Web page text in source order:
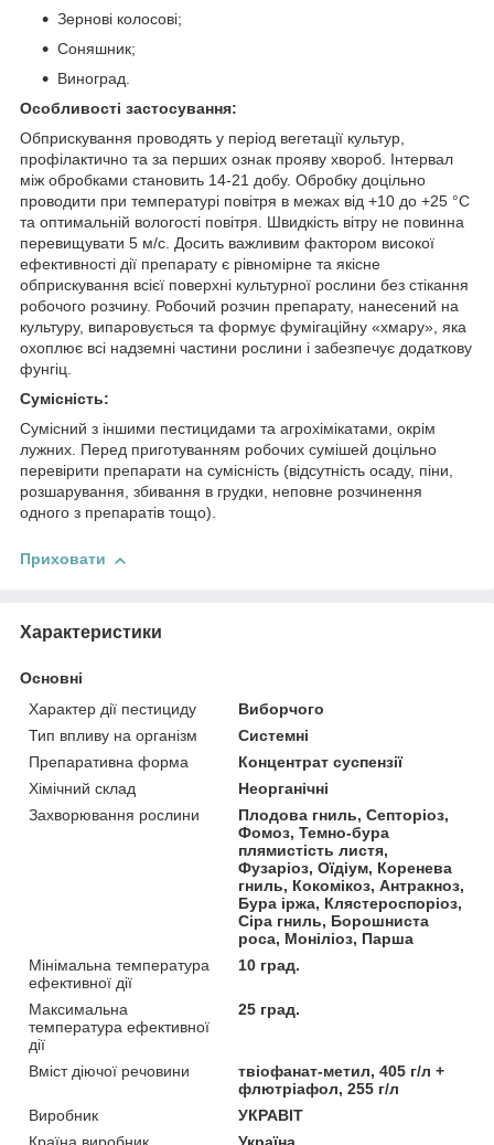
Зернові колосові;
Соняшник;
Виноград.
Особливості застосування:
Обприскування проводять у період вегетації культур,
профілактично та за перших ознак прояву хвороб. Інтервал
між обробками становить 14-21 добу. Обробку доцільно
проводити при температурі повітря в межах від +10 до +25 °С
та оптимальній вологості повітря. Швидкість вітру не повинна
перевищувати 5 м/с. Досить важливим фактором високої
ефективності дії препарату є рівномірне та якісне
обприскування всієї поверхні культурної рослини без стікання
робочого розчину. Робочий розчин препарату, нанесений на
культуру, випаровується та формує фумігаційну «хмару», яка
охоплює всі надземні частини рослини і забезпечує додаткову
фунгіц.
Сумісність:
Сумісний з іншими пестицидами та агрохімікатами, окрім
лужних. Перед приготуванням робочих сумішей доцільно
перевірити препарати на сумісність (відсутність осаду, піни,
розшарування, збивання в грудки, неповне розчинення
одного з препаратів тощо).
Приховати
Характеристики
Основні
Характер дії пестициду
Виборчого
Тип впливу на організм
Системні
Препаративна форма
Концентрат суспензії
Хімічний склад
Неорганічні
Захворювання рослини
Плодова гниль, Септоріоз,
Фомоз, Темно-бура
плямистість листя,
Фузаріоз, Оїдіум, Коренева
гниль, Кокомікоз, Антракноз,
Бура іржа, Клястероспоріоз,
Сіра гниль, Борошниста
роса, Моніліоз, Парша
Мінімальна температура
ефективної дії
10 град.
Максимальна
температура ефективної
дії
25 град.
Вміст діючої речовини
твіофанат-метил, 405 г/л +
флютріафол, 255 г/л
Виробник
УКРАВІТ
Країна виробник
Україна